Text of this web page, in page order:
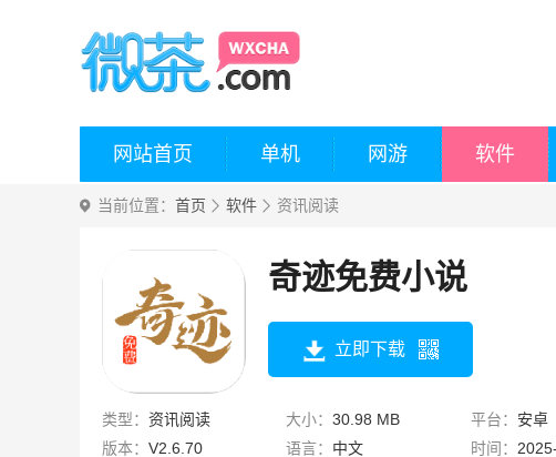
网站首页 单机 网游 软件
当前位置： 首页 软件 资讯阅读
奇迹免费小说
立即下载
类型： 资讯阅读 大小：30.98 MB 平台： 安卓
版本： V2.6.70 语言： 中文 时间：